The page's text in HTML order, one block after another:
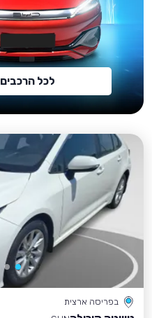
לכל הרכבים
בפריסה ארצית